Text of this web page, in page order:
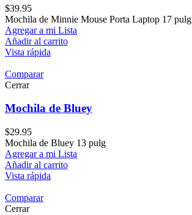
$39.95
Mochila de Minnie Mouse Porta Laptop 17 pulg
Agregar a mi Lista
Añadir al carrito
Vista rápida
Comparar
Cerrar
Mochila de Bluey
$29.95
Mochila de Bluey 13 pulg
Agregar a mi Lista
Añadir al carrito
Vista rápida
Comparar
Cerrar